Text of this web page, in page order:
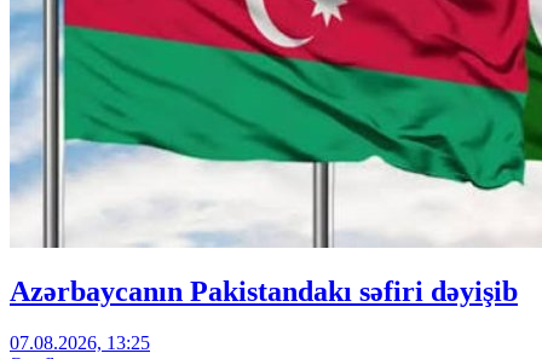
Azərbaycanın Pakistandakı səfiri dəyişib
07.08.2026, 13:25